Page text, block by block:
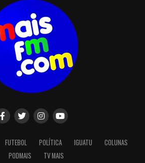
FUTEBOL POLÍTICA IGUATU
COLUNAS
PODMAIS
TV MAIS